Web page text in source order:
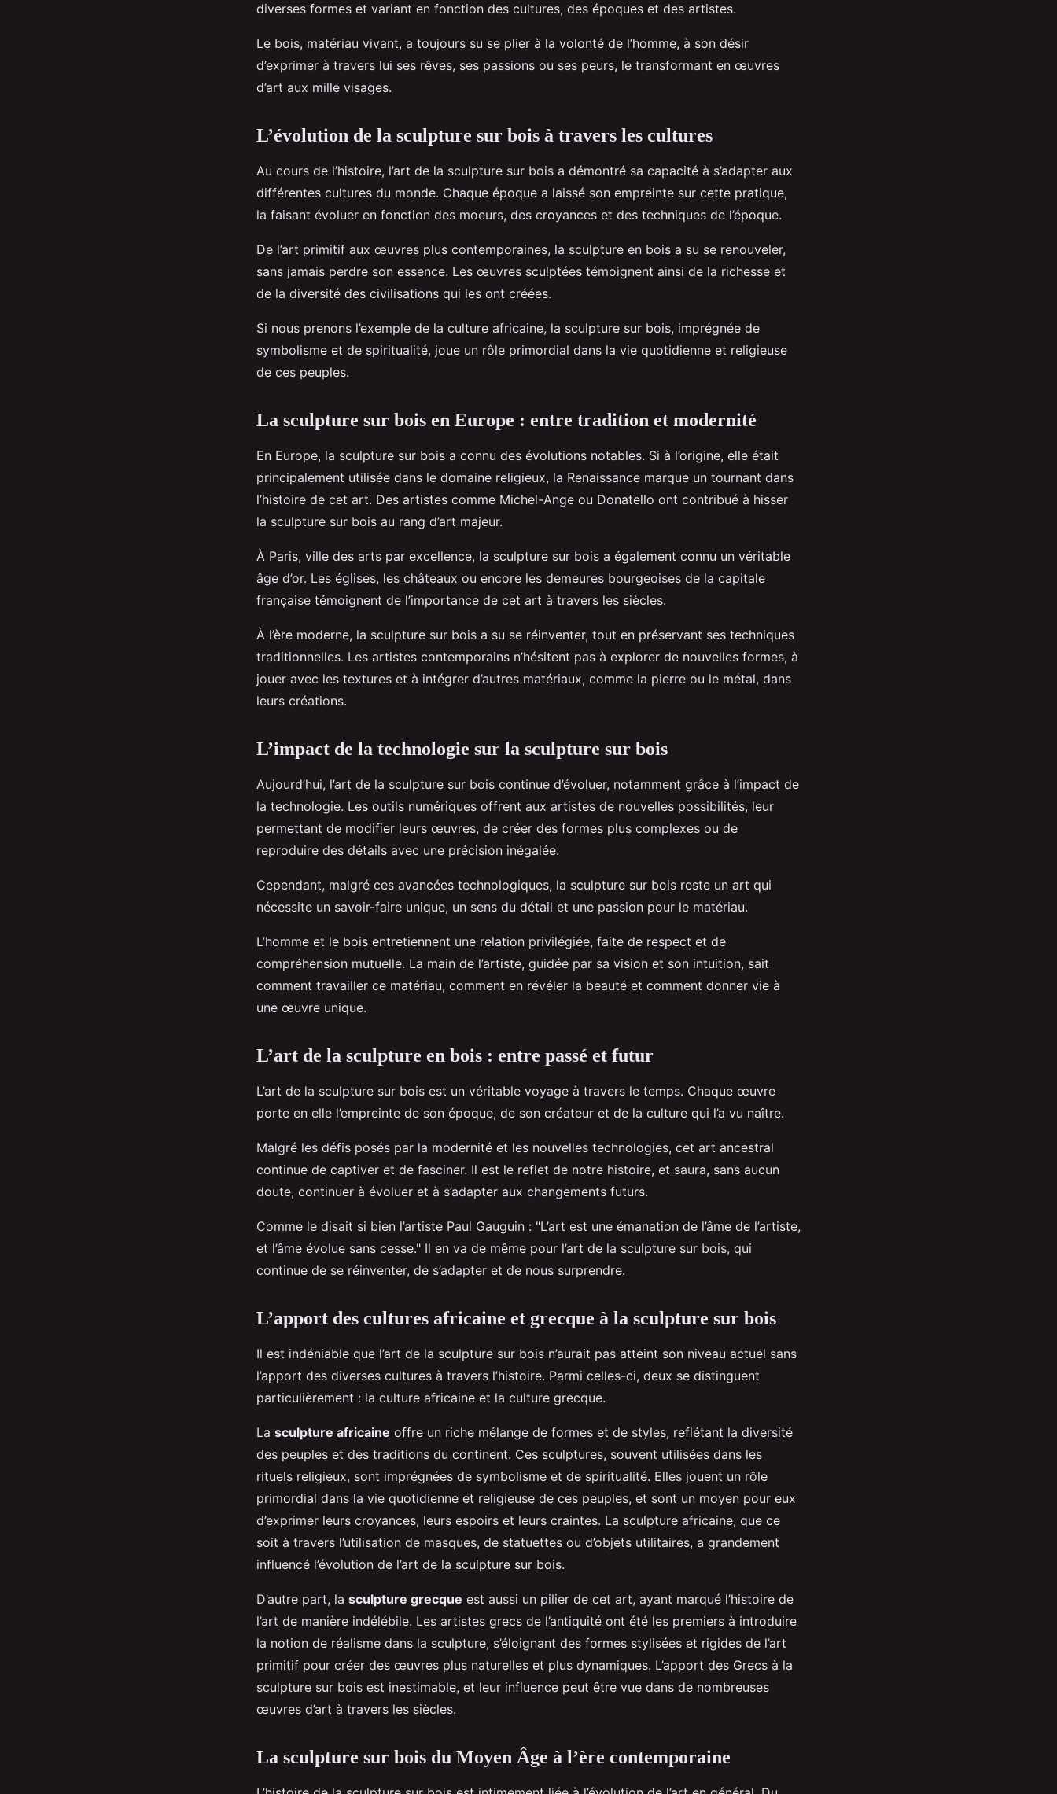
diverses formes et variant en fonction des cultures, des époques et des artistes.
Le bois, matériau vivant, a toujours su se plier à la volonté de l’homme, à son désir
d’exprimer à travers lui ses rêves, ses passions ou ses peurs, le transformant en œuvres
d’art aux mille visages.
L’évolution de la sculpture sur bois à travers les cultures
Au cours de l’histoire, l’art de la sculpture sur bois a démontré sa capacité à s’adapter aux
différentes cultures du monde. Chaque époque a laissé son empreinte sur cette pratique,
la faisant évoluer en fonction des moeurs, des croyances et des techniques de l’époque.
De l’art primitif aux œuvres plus contemporaines, la sculpture en bois a su se renouveler,
sans jamais perdre son essence. Les œuvres sculptées témoignent ainsi de la richesse et
de la diversité des civilisations qui les ont créées.
Si nous prenons l’exemple de la culture africaine, la sculpture sur bois, imprégnée de
symbolisme et de spiritualité, joue un rôle primordial dans la vie quotidienne et religieuse
de ces peuples.
La sculpture sur bois en Europe : entre tradition et modernité
En Europe, la sculpture sur bois a connu des évolutions notables. Si à l’origine, elle était
principalement utilisée dans le domaine religieux, la Renaissance marque un tournant dans
l’histoire de cet art. Des artistes comme Michel-Ange ou Donatello ont contribué à hisser
la sculpture sur bois au rang d’art majeur.
À Paris, ville des arts par excellence, la sculpture sur bois a également connu un véritable
âge d’or. Les églises, les châteaux ou encore les demeures bourgeoises de la capitale
française témoignent de l’importance de cet art à travers les siècles.
À l’ère moderne, la sculpture sur bois a su se réinventer, tout en préservant ses techniques
traditionnelles. Les artistes contemporains n’hésitent pas à explorer de nouvelles formes, à
jouer avec les textures et à intégrer d’autres matériaux, comme la pierre ou le métal, dans
leurs créations.
L’impact de la technologie sur la sculpture sur bois
Aujourd’hui, l’art de la sculpture sur bois continue d’évoluer, notamment grâce à l’impact de
la technologie. Les outils numériques offrent aux artistes de nouvelles possibilités, leur
permettant de modifier leurs œuvres, de créer des formes plus complexes ou de
reproduire des détails avec une précision inégalée.
Cependant, malgré ces avancées technologiques, la sculpture sur bois reste un art qui
nécessite un savoir-faire unique, un sens du détail et une passion pour le matériau.
L’homme et le bois entretiennent une relation privilégiée, faite de respect et de
compréhension mutuelle. La main de l’artiste, guidée par sa vision et son intuition, sait
comment travailler ce matériau, comment en révéler la beauté et comment donner vie à
une œuvre unique.
L’art de la sculpture en bois : entre passé et futur
L’art de la sculpture sur bois est un véritable voyage à travers le temps. Chaque œuvre
porte en elle l’empreinte de son époque, de son créateur et de la culture qui l’a vu naître.
Malgré les défis posés par la modernité et les nouvelles technologies, cet art ancestral
continue de captiver et de fasciner. Il est le reflet de notre histoire, et saura, sans aucun
doute, continuer à évoluer et à s’adapter aux changements futurs.
Comme le disait si bien l’artiste Paul Gauguin : "L’art est une émanation de l’âme de l’artiste,
et l’âme évolue sans cesse." Il en va de même pour l’art de la sculpture sur bois, qui
continue de se réinventer, de s’adapter et de nous surprendre.
L’apport des cultures africaine et grecque à la sculpture sur bois
Il est indéniable que l’art de la sculpture sur bois n’aurait pas atteint son niveau actuel sans
l’apport des diverses cultures à travers l’histoire. Parmi celles-ci, deux se distinguent
particulièrement : la culture africaine et la culture grecque.
La sculpture africaine offre un riche mélange de formes et de styles, reflétant la diversité
des peuples et des traditions du continent. Ces sculptures, souvent utilisées dans les
rituels religieux, sont imprégnées de symbolisme et de spiritualité. Elles jouent un rôle
primordial dans la vie quotidienne et religieuse de ces peuples, et sont un moyen pour eux
d’exprimer leurs croyances, leurs espoirs et leurs craintes. La sculpture africaine, que ce
soit à travers l’utilisation de masques, de statuettes ou d’objets utilitaires, a grandement
influencé l’évolution de l’art de la sculpture sur bois.
D’autre part, la sculpture grecque est aussi un pilier de cet art, ayant marqué l’histoire de
l’art de manière indélébile. Les artistes grecs de l’antiquité ont été les premiers à introduire
la notion de réalisme dans la sculpture, s’éloignant des formes stylisées et rigides de l’art
primitif pour créer des œuvres plus naturelles et plus dynamiques. L’apport des Grecs à la
sculpture sur bois est inestimable, et leur influence peut être vue dans de nombreuses
œuvres d’art à travers les siècles.
La sculpture sur bois du Moyen Âge à l’ère contemporaine